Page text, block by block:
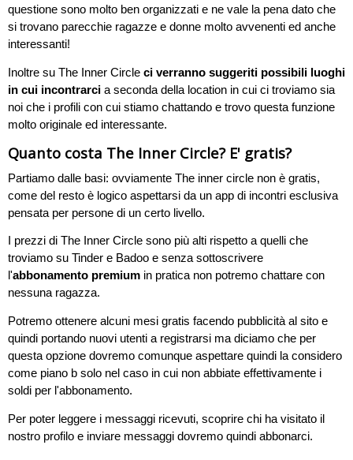
questione sono molto ben organizzati e ne vale la pena dato che
si trovano parecchie ragazze e donne molto avvenenti ed anche
interessanti!
Inoltre su The Inner Circle ci verranno suggeriti possibili luoghi
in cui incontrarci a seconda della location in cui ci troviamo sia
noi che i profili con cui stiamo chattando e trovo questa funzione
molto originale ed interessante.
Quanto costa The Inner Circle? E' gratis?
Partiamo dalle basi: ovviamente The inner circle non è gratis,
come del resto è logico aspettarsi da un app di incontri esclusiva
pensata per persone di un certo livello.
I prezzi di The Inner Circle sono più alti rispetto a quelli che
troviamo su Tinder e Badoo e senza sottoscrivere
l'abbonamento premium in pratica non potremo chattare con
nessuna ragazza.
Potremo ottenere alcuni mesi gratis facendo pubblicità al sito e
quindi portando nuovi utenti a registrarsi ma diciamo che per
questa opzione dovremo comunque aspettare quindi la considero
come piano b solo nel caso in cui non abbiate effettivamente i
soldi per l'abbonamento.
Per poter leggere i messaggi ricevuti, scoprire chi ha visitato il
nostro profilo e inviare messaggi dovremo quindi abbonarci.